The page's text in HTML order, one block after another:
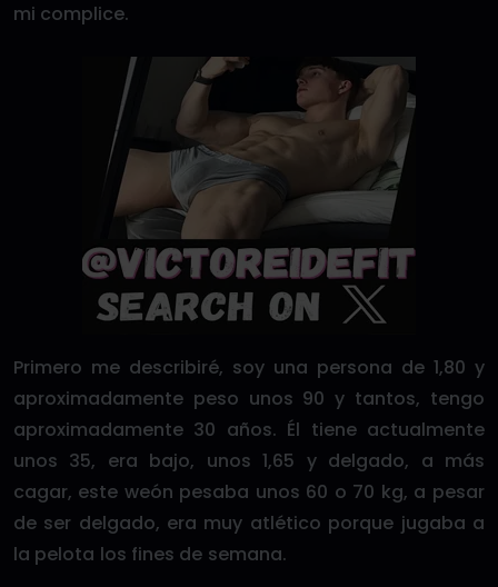
mi complice.
Primero me describiré, soy una persona de 1,80 y
aproximadamente peso unos 90 y tantos, tengo
aproximadamente 30 años. Él tiene actualmente
unos 35, era bajo, unos 1,65 y delgado, a más
cagar, este weón pesaba unos 60 o 70 kg, a pesar
de ser delgado, era muy atlético porque jugaba a
la pelota los fines de semana.